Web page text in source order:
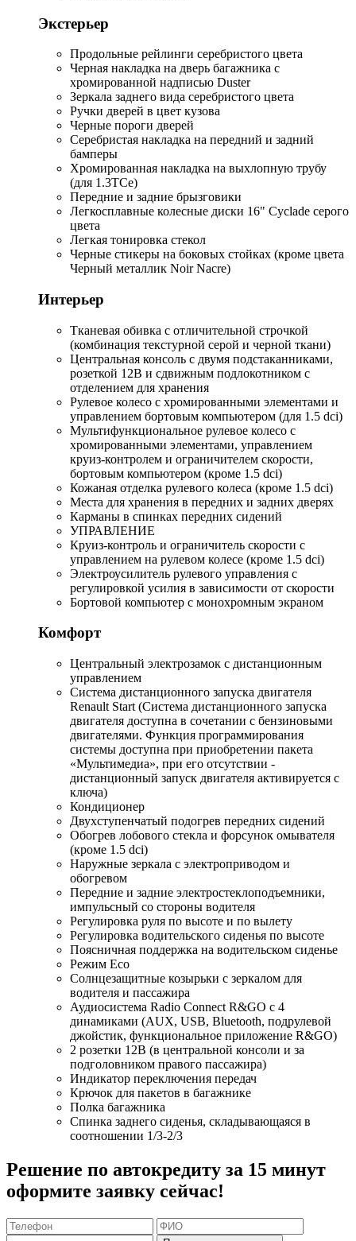
Экстерьер
Продольные рейлинги серебристого цвета
Черная накладка на дверь багажника с
хромированной надписью Duster
Зеркала заднего вида серебристого цвета
Ручки дверей в цвет кузова
Черные пороги дверей
Серебристая накладка на передний и задний
бамперы
Хромированная накладка на выхлопную трубу
(для 1.3TCe)
Передние и задние брызговики
Легкосплавные колесные диски 16" Cyclade серого
цвета
Легкая тонировка стекол
Черные стикеры на боковых стойках (кроме цвета
Черный металлик Noir Nacre)
Интерьер
Тканевая обивка с отличительной строчкой
(комбинация текстурной серой и черной ткани)
Центральная консоль с двумя подстаканниками,
розеткой 12В и сдвижным подлокотником с
отделением для хранения
Рулевое колесо с хромированными элементами и
управлением бортовым компьютером (для 1.5 dci)
Мультифункциональное рулевое колесо с
хромированными элементами, управлением
круиз-контролем и ограничителем скорости,
бортовым компьютером (кроме 1.5 dci)
Кожаная отделка рулевого колеса (кроме 1.5 dci)
Места для хранения в передних и задних дверях
Карманы в спинках передних сидений
УПРАВЛЕНИЕ
Круиз-контроль и ограничитель скорости с
управлением на рулевом колесе (кроме 1.5 dci)
Электроусилитель рулевого управления с
регулировкой усилия в зависимости от скорости
Бортовой компьютер с монохромным экраном
Комфорт
Центральный электрозамок с дистанционным
управлением
Система дистанционного запуска двигателя
Renault Start (Система дистанционного запуска
двигателя доступна в сочетании с бензиновыми
двигателями. Функция программирования
системы доступна при приобретении пакета
«Мультимедиа», при его отсутствии -
дистанционный запуск двигателя активируется с
ключа)
Кондиционер
Двухступенчатый подогрев передних сидений
Обогрев лобового стекла и форсунок омывателя
(кроме 1.5 dci)
Наружные зеркала с электроприводом и
обогревом
Передние и задние электростеклоподъемники,
импульсный со стороны водителя
Регулировка руля по высоте и по вылету
Регулировка водительского сиденья по высоте
Поясничная поддержка на водительском сиденье
Режим Eco
Солнцезащитные козырьки с зеркалом для
водителя и пассажира
Аудиосистема Radio Connect R&GO с 4
динамиками (AUX, USB, Bluetooth, подрулевой
джойстик, функциональное приложение R&GO)
2 розетки 12В (в центральной консоли и за
подголовником правого пассажира)
Индикатор переключения передач
Крючок для пакетов в багажнике
Полка багажника
Спинка заднего сиденья, складывающаяся в
соотношении 1/3-2/3
Решение по автокредиту за 15 минут
оформите заявку сейчас!